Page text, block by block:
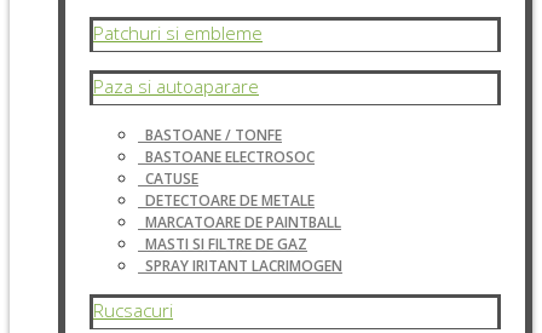
Patchuri si embleme
Paza si autoaparare
BASTOANE / TONFE
BASTOANE ELECTROSOC
CATUSE
DETECTOARE DE METALE
MARCATOARE DE PAINTBALL
MASTI SI FILTRE DE GAZ
SPRAY IRITANT LACRIMOGEN
Rucsacuri